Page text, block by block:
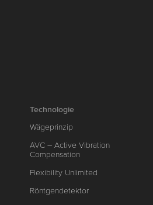
Technologie
Wägeprinzip
AVC – Active Vibration
Compensation
Flexibility Unlimited
Röntgendetektor